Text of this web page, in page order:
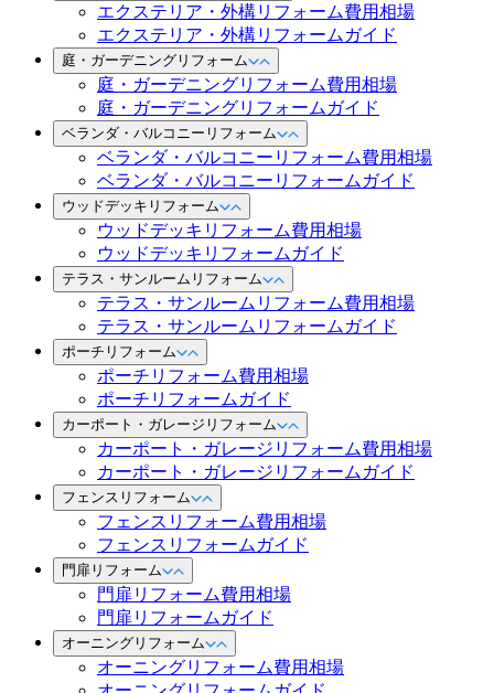
エクステリア・外構リフォーム費用相場
エクステリア・外構リフォームガイド
庭・ガーデニングリフォーム
庭・ガーデニングリフォーム費用相場
庭・ガーデニングリフォームガイド
ベランダ・バルコニーリフォーム
ベランダ・バルコニーリフォーム費用相場
ベランダ・バルコニーリフォームガイド
ウッドデッキリフォーム
ウッドデッキリフォーム費用相場
ウッドデッキリフォームガイド
テラス・サンルームリフォーム
テラス・サンルームリフォーム費用相場
テラス・サンルームリフォームガイド
ポーチリフォーム
ポーチリフォーム費用相場
ポーチリフォームガイド
カーポート・ガレージリフォーム
カーポート・ガレージリフォーム費用相場
カーポート・ガレージリフォームガイド
フェンスリフォーム
フェンスリフォーム費用相場
フェンスリフォームガイド
門扉リフォーム
門扉リフォーム費用相場
門扉リフォームガイド
オーニングリフォーム
オーニングリフォーム費用相場